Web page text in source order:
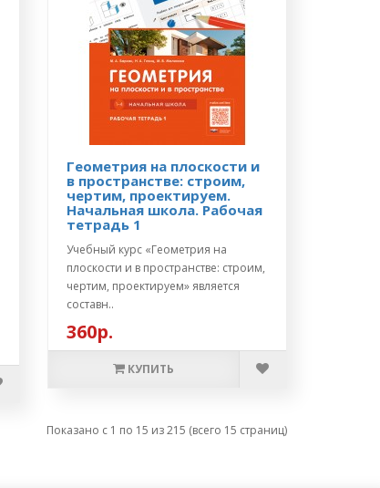
Геометрия на плоскости и
в пространстве: строим,
чертим, проектируем.
Начальная школа. Рабочая
тетрадь 1
Учебный курс «Геометрия на
плоскости и в пространстве: строим,
чертим, проектируем» является
составн..
360р.
КУПИТЬ
Показано с 1 по 15 из 215 (всего 15 страниц)